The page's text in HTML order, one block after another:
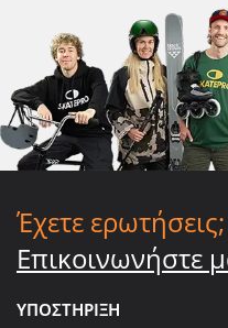
Έχετε ερωτήσεις;
Επικοινωνήστε
ΥΠΟΣΤΗΡΙΞΗ